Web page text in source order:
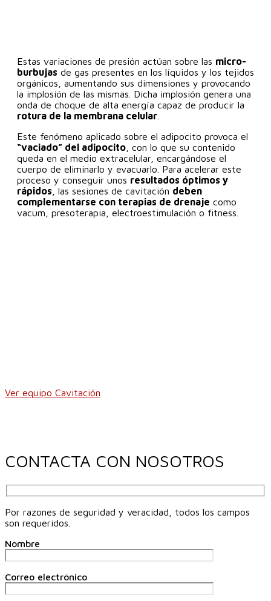
Estas variaciones de presión actúan sobre las micro-
burbujas de gas presentes en los líquidos y los tejidos
orgánicos, aumentando sus dimensiones y provocando
la implosión de las mismas. Dicha implosión genera una
onda de choque de alta energía capaz de producir la
rotura de la membrana celular
Este fenómeno aplicado sobre el adipocito provoca el
“vaciado” del adipocito , con lo que su contenido
queda en el medio extracelular, encargándose el
cuerpo de eliminarlo y evacuarlo. Para acelerar este
proceso y conseguir unos resultados óptimos y
rápidos , las sesiones de cavitación deben
complementarse con terapias de drenaje como
vacum, presoterapia, electroestimulación o fitness.
Ver equipo Cavitación
CONTACTA CON NOSOTROS
Por razones de seguridad y veracidad, todos los campos
son requeridos.
Nombre
Correo electrónico